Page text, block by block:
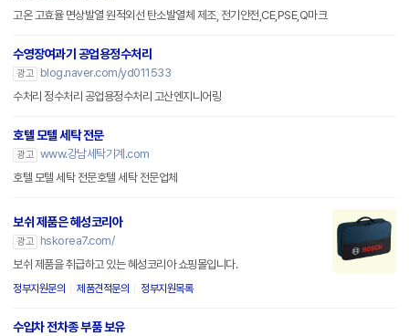
고온 고효율 면상발열 원적외선 탄소발열체 제조, 전기안전,CE,PSE,Q마크
수영장여과기 공업용정수처리
광고
blog.naver.com/yd011533
수처리 정수처리 공업용정수처리 고산엔지니어링
호텔 모텔 세탁 전문
광고 www.강남세탁기계.com
호텔 모텔 세탁 전문호텔 세탁 전문업체
보쉬 제품은 혜성코리아
광고
hskorea7.com/
보쉬 제품을 취급하고 있는 혜성코리아 쇼핑몰입니다.
정부지원문의 제품견적문의 정부지원목록
수입차 전차종 부품 보유